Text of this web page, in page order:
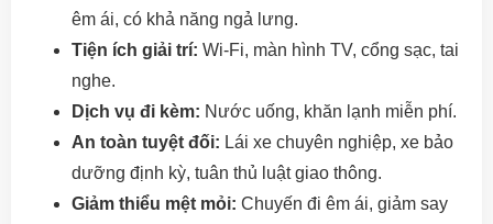
êm ái, có khả năng ngả lưng.
Tiện ích giải trí: Wi-Fi, màn hình TV, cổng sạc, tai
nghe.
Dịch vụ đi kèm: Nước uống, khăn lạnh miễn phí.
An toàn tuyệt đối: Lái xe chuyên nghiệp, xe bảo
dưỡng định kỳ, tuân thủ luật giao thông.
Giảm thiểu mệt mỏi: Chuyến đi êm ái, giảm say